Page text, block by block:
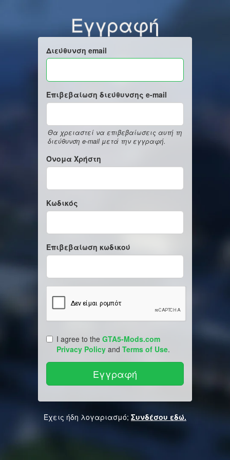
Εγγραφή
Διεύθυνση email
Επιβεβαίωση διεύθυνσης e-mail
Θα χρειαστεί να επιβεβαίωσεις αυτή τη
διεύθυνση e-mail μετά την εγγραφή.
Όνομα Χρήστη
Κωδικός
Επιβεβαίωση κωδικού
I agree to the GTA5-Mods.com
Privacy Policy and Terms of Use.
Έχεις ήδη λογαριασμό; Συνδέσου εδώ.